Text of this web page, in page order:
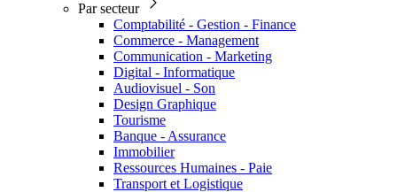
Par secteur
Comptabilité - Gestion - Finance
Commerce - Management
Communication - Marketing
Digital - Informatique
Audiovisuel - Son
Design Graphique
Tourisme
Banque - Assurance
Immobilier
Ressources Humaines - Paie
Transport et Logistique